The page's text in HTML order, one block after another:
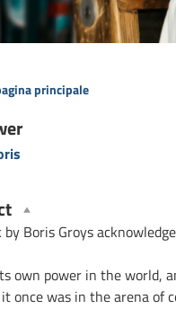
principale
by Boris Groys
own power in the world,
once was in the arena of